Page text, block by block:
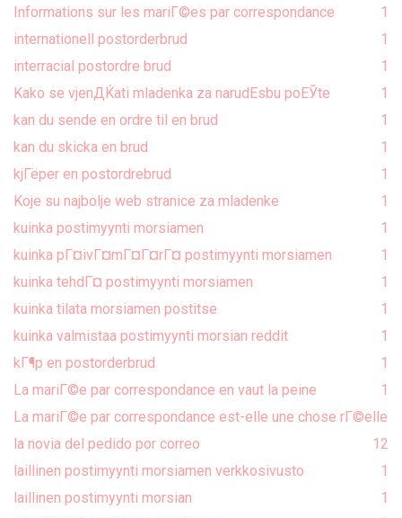
Informations sur les mariГ©es par correspondance
1
internationell postorderbrud
1
interracial postordre brud
1
Kako se vjenДЌati mladenka za narudЕѕbu poЕЎte
1
kan du sende en ordre til en brud
1
kan du skicka en brud
1
kjГёper en postordrebrud
1
Koje su najbolje web stranice za mladenke
1
kuinka postimyynti morsiamen
1
kuinka pГ¤ivГ¤mГ¤Г¤rГ¤ postimyynti morsiamen
1
kuinka tehdГ¤ postimyynti morsiamen
1
kuinka tilata morsiamen postitse
1
kuinka valmistaa postimyynti morsian reddit
1
kГ¶p en postorderbrud
1
La mariГ©e par correspondance en vaut la peine
1
La mariГ©e par correspondance est-elle une chose rГ©elle
2
la novia del pedido por correo
1
laillinen postimyynti morsiamen verkkosivusto
1
laillinen postimyynti morsian
1